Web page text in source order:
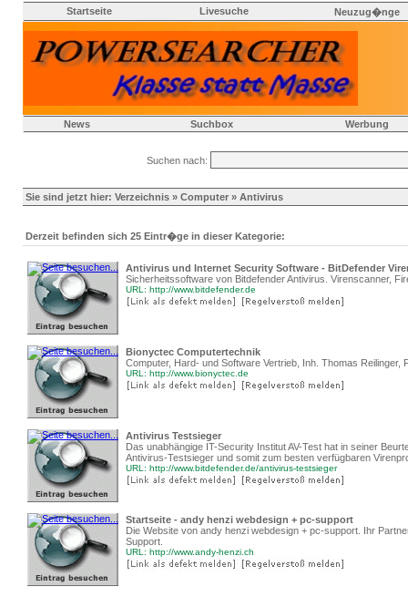
Startseite Livesuche Neuzug�nge
News Suchbox Werbung
Suchen nach:
Sie sind jetzt hier: Verzeichnis » Computer » Antivirus
Derzeit befinden sich 25 Eintr�ge in dieser Kategorie:
Antivirus und Internet Security Software - BitDefender
Sicherheitssoftware von Bitdefender Antivirus. Virenscanner,
URL: http://www.bitdefender.de
Bionyctec Computertechnik
Computer, Hard- und Software Vertrieb, Inh. Thomas
URL: http://www.bionyctec.de
Antivirus Testsieger
Das unabhängige IT-Security Institut AV-Test hat in seiner
Antivirus-Testsieger und somit zum besten verfügbaren
URL: http://www.bitdefender.de/antivirus-testsieger
Startseite - andy henzi webdesign + pc-support
Die Website von andy henzi webdesign + pc-support. Ihr
Support.
URL: http://www.andy-henzi.ch